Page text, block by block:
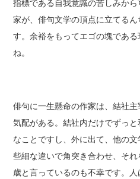
指標である自我意識の苦しみか
家が、俳句文学の頂点に立てる
す。余裕をもってエゴの塊であ
ね。
俳句に一生懸命の作家は、結社
気配がある。結社内だけでずっ
なことですし、外に出て、他の
些細な違いで角突き合わせ、そ
歳と言っているのも不幸です。